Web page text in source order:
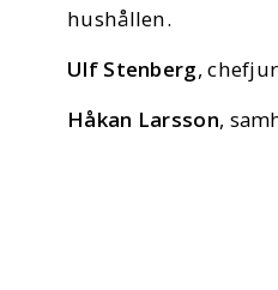
hushållen.
Ulf Stenberg,
Håkan Larsson,